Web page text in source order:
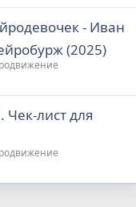
- Иван
(2025)
Чек-лист для